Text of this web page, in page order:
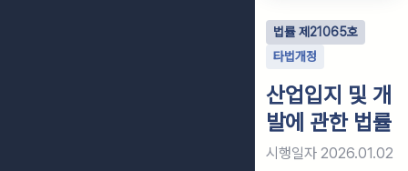
법률제 21065호
타법개정
산업입지 및 개
발에 관한 법률
시행일자 2026.01.02